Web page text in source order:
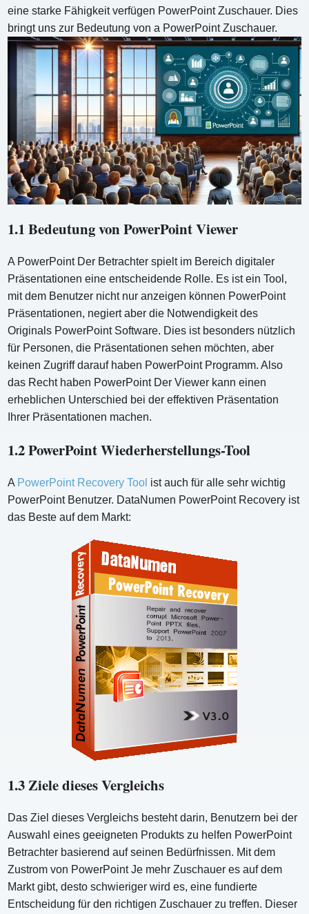
eine starke Fähigkeit verfügen PowerPoint Zuschauer. Dies
bringt uns zur Bedeutung von a PowerPoint Zuschauer.
1.1 Bedeutung von PowerPoint Viewer
A PowerPoint Der Betrachter spielt im Bereich digitaler
Präsentationen eine entscheidende Rolle. Es ist ein Tool,
mit dem Benutzer nicht nur anzeigen können PowerPoint
Präsentationen, negiert aber die Notwendigkeit des
Originals PowerPoint Software. Dies ist besonders nützlich
für Personen, die Präsentationen sehen möchten, aber
keinen Zugriff darauf haben PowerPoint Programm. Also
das Recht haben PowerPoint Der Viewer kann einen
erheblichen Unterschied bei der effektiven Präsentation
Ihrer Präsentationen machen.
1.2 PowerPoint Wiederherstellungs-Tool
A PowerPoint Recovery Tool ist auch für alle sehr wichtig
PowerPoint Benutzer. DataNumen PowerPoint Recovery ist
das Beste auf dem Markt:
1.3 Ziele dieses Vergleichs
Das Ziel dieses Vergleichs besteht darin, Benutzern bei der
Auswahl eines geeigneten Produkts zu helfen PowerPoint
Betrachter basierend auf seinen Bedürfnissen. Mit dem
Zustrom von PowerPoint Je mehr Zuschauer es auf dem
Markt gibt, desto schwieriger wird es, eine fundierte
Entscheidung für den richtigen Zuschauer zu treffen. Dieser